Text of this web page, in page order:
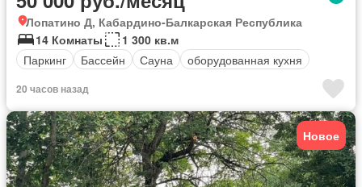
Лопатино Д, Кабардино-Балкарская Республика
14 Комнаты
1 300 кв.м
Паркинг
Бассейн Сауна оборудованная кухня
20 часов назад
Новое